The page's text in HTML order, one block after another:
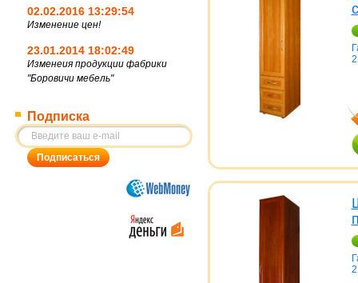
02.02.2016 13:29:54
Изменение цен!
23.01.2014 18:02:49
Изменеия продукции фабрики
"Боровичи мебель"
Подписка